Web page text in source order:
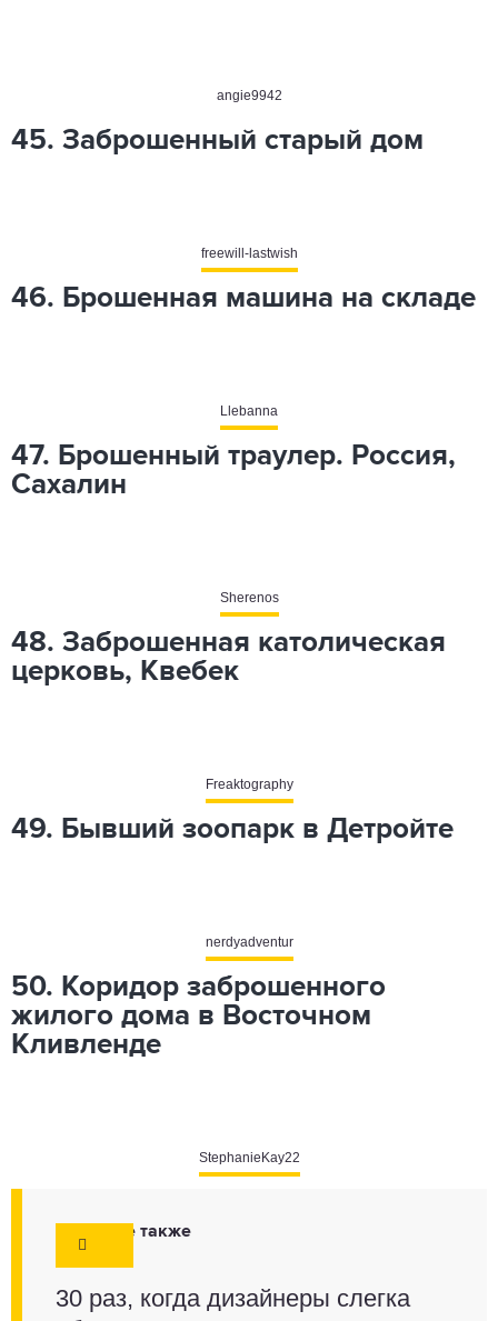
angie9942
45. Заброшенный старый дом
freewill-lastwish
46. Брошенная машина на складе
Llebanna
47. Брошенный траулер. Россия,
Сахалин
Sherenos
48. Заброшенная католическая
церковь, Квебек
Freaktography
49. Бывший зоопарк в Детройте
nerdyadventur
50. Коридор заброшенного
жилого дома в Восточном
Кливленде
StephanieKay22
Смотрите также
30 раз, когда дизайнеры слегка